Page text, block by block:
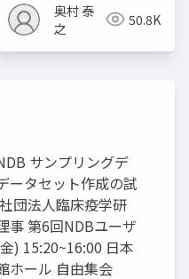
奥村 泰
之
50.8K
サンプリングデ
ータセット作成の試
団法人臨床疫学研
事 第6回NDBユーザ
) 15:20~16:00 日本
ホール 自由集会